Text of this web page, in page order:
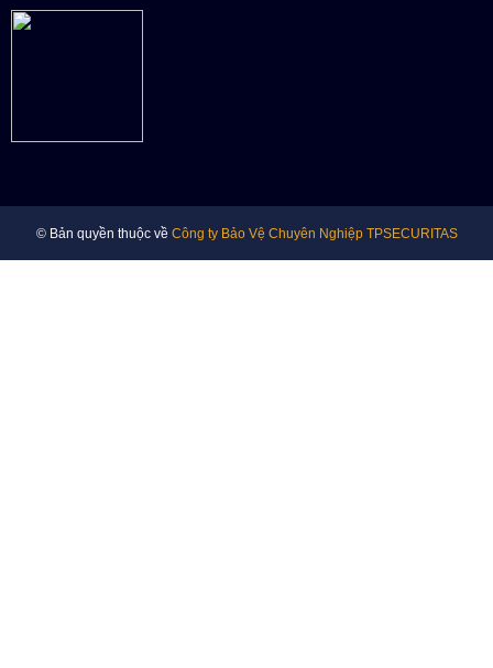
© Bản quyền thuộc về Công ty Bảo Vệ Chuyên Nghiệp TPSECURITAS